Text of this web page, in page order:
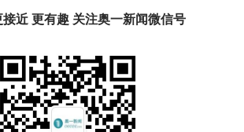
近 更有趣 关注奥一新闻微信号